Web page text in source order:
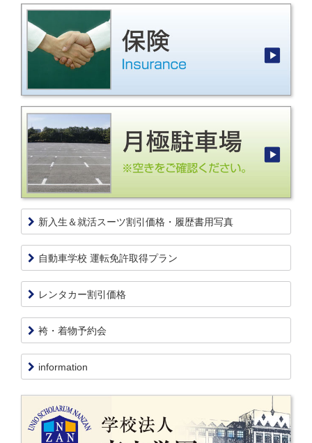
新入生＆就活スーツ割引価格・履歴書用写真
自動車学校 運転免許取得プラン
レンタカー割引価格
袴・着物予約会
information